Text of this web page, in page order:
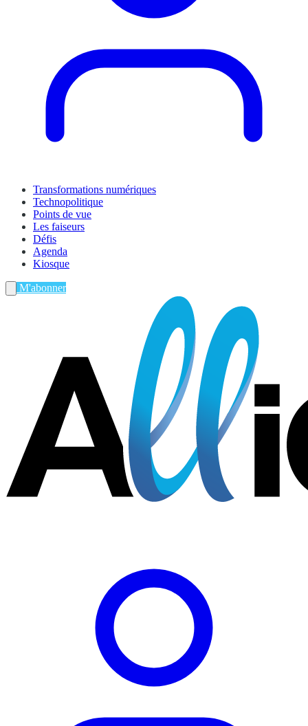
Transformations numériques
Technopolitique
Points de vue
Les faiseurs
Défis
Agenda
Kiosque
M'abonner